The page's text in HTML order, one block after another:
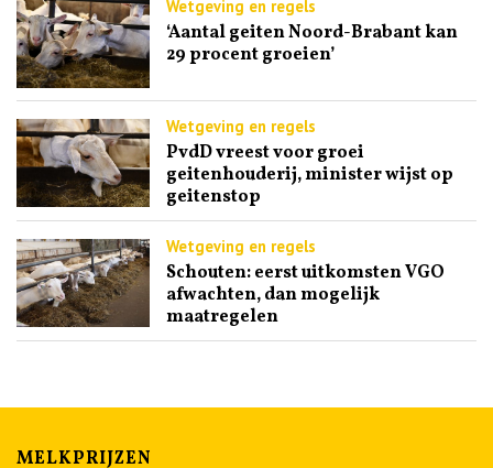
Wetgeving en regels
‘Aantal geiten Noord-Brabant kan
29 procent groeien’
Wetgeving en regels
PvdD vreest voor groei
geitenhouderij, minister wijst op
geitenstop
Wetgeving en regels
Schouten: eerst uitkomsten VGO
afwachten, dan mogelijk
maatregelen
MELKPRIJZEN